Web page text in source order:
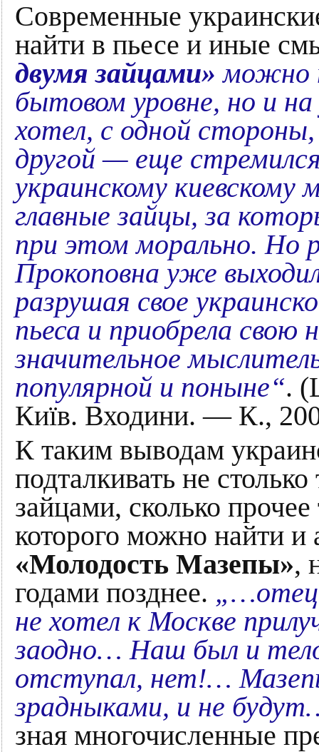
Современные
найти в пьесе и иные
двумя зайцами» можно
бытовом уровне, но и
хотел, с одной
другой — еще
украинскому
главные зайцы, за
при этом морально. Но
Прокоповна уже
разрушая свое
пьеса и приобрела свою
значительное
популярной и поныне“.
Київ. Входини. — К.,
К таким выводам
подталкивать не
зайцами, сколько
которого можно найти и
«Молодость Мазепы»,
годами позднее. „…отец
не хотел к Москве
заодно… Наш был и
отступал, нет!…
зрадныками, и не
зная многочисленные